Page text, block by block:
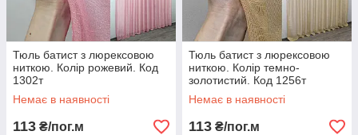
Тюль батист з люрексовою
ниткою. Колір рожевий. Код
1302т
Немає в наявності
113 ₴/пог.м
Тюль батист з люрексовою
ниткою. Колір темно-
золотистий. Код 1256т
Немає в наявності
113 ₴/пог.м